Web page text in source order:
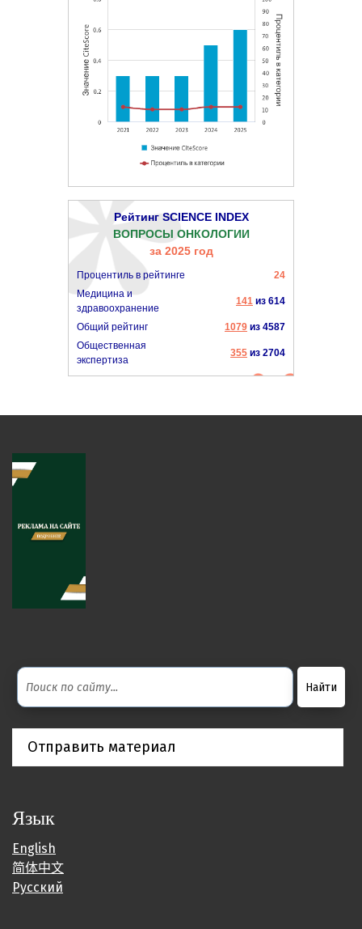
Рейтинг SCIENCE INDEX
ВОПРОСЫ ОНКОЛОГИИ
за 2025 год
Процентиль в рейтинге
24
Медицина и
здравоохранение
141из 614
Общий рейтинг 1079из 4587
Общественная
экспертиза
355из 2704
Отправить материал
Язык
English
简体中文
Русский